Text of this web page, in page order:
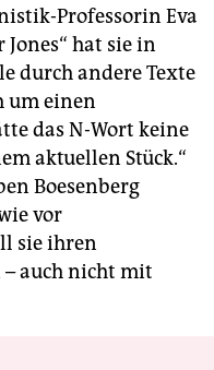
Professorin Eva
Jones“ hat sie in
durch andere Texte
um einen
das N-Wort keine
aktuellen Stück.“
Boesenberg
vor
sie ihren
auch nicht mit